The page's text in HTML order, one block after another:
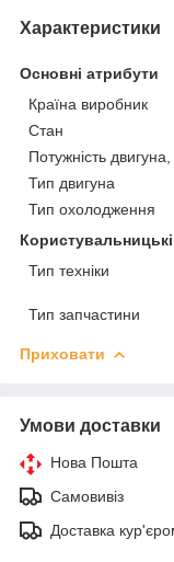
Характеристики
Основні атрибути
Країна виробник
Стан
Потужність двигуна,
Тип двигуна
Тип охолодження
Тип техніки
Тип запчастини
Приховати
Умови доставки
Нова Пошта
Самовивіз
Доставка